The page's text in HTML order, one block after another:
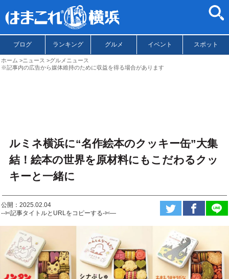
ブログ ランキング グルメ イベント スポット
ホーム ニュース
グルメニュース
※記事内の広告から媒体維持のために収益を得る場合があります
ルミネ横浜に“名作絵本のクッキー缶”大集
結！絵本の世界を原材料にもこだわるクッ
キーと一緒に
公開：2025.02.04
--✄記事タイトルとURLをコピーする-✄—